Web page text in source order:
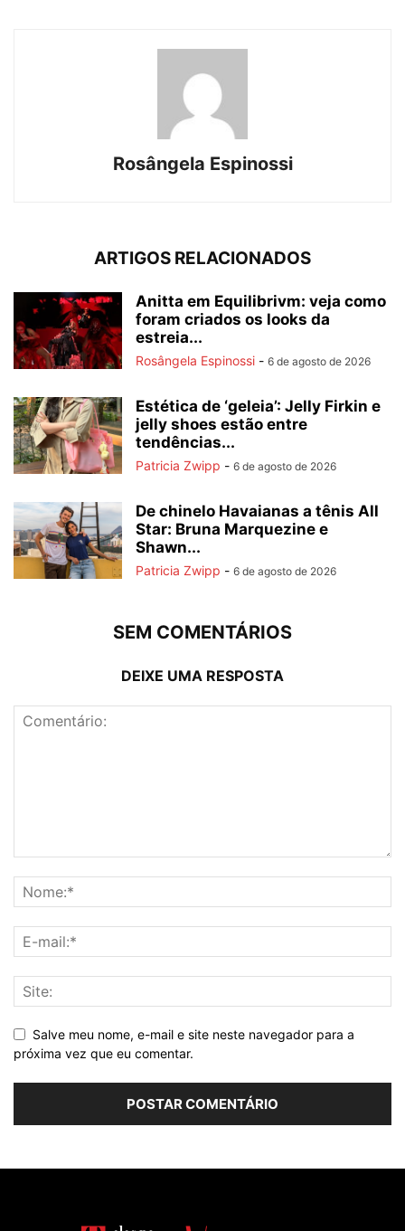
Rosângela Espinossi
ARTIGOS RELACIONADOS
Anitta em Equilibrivm: veja como
foram criados os looks da
estreia...
Rosângela Espinossi - 6 de agosto de 2026
Estética de ‘geleia’: Jelly Firkin e
jelly shoes estão entre
tendências...
Patricia Zwipp - 6 de agosto de 2026
De chinelo Havaianas a tênis All
Star: Bruna Marquezine e
Shawn...
Patricia Zwipp - 6 de agosto de 2026
SEM COMENTÁRIOS
DEIXE UMA RESPOSTA
Salve meu nome, e-mail e site neste navegador para a
próxima vez que eu comentar.